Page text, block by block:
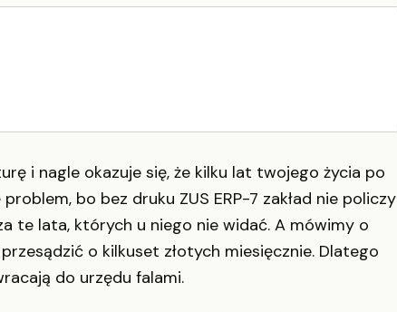
i nagle okazuje się, że kilku lat twojego życia po
bo bez druku ZUS ERP-7 zakład nie policzy
te lata, których u niego nie widać. A mówimy o
o kilkuset złotych miesięcznie. Dlatego
do urzędu falami.